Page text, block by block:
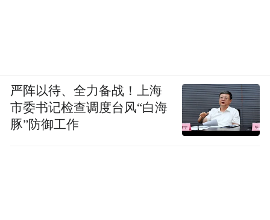
严阵以待、全力备战！上海
市委书记检查调度台风“白海
豚”防御工作